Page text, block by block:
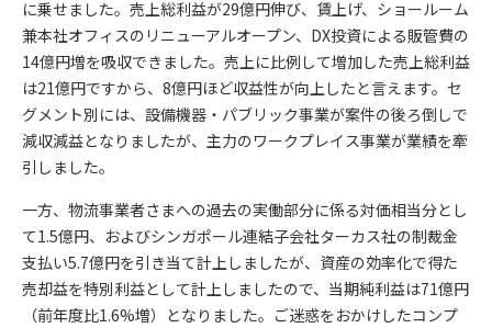
に乗せました。売上総利益が29億円伸び、賃上げ、ショールーム
兼本社オフィスのリニューアルオープン、DX投資による販管費の
14億円増を吸収できました。売上に比例して増加した売上総利益
は21億円ですから、8億円ほど収益性が向上したと言えます。セ
グメント別には、設備機器・パブリック事業が案件の後ろ倒しで
減収減益となりましたが、主力のワークプレイス事業が業績を牽
引しました。
一方、物流事業者さまへの過去の実働部分に係る対価相当分とし
て1.5億円、およびシンガポール連結子会社ターカス社の制裁金
支払い5.7億円を引き当て計上しましたが、資産の効率化で得た
売却益を特別利益として計上しましたので、当期純利益は71億円
（前年度比1.6%増）となりました。ご迷惑をおかけしたコンプ